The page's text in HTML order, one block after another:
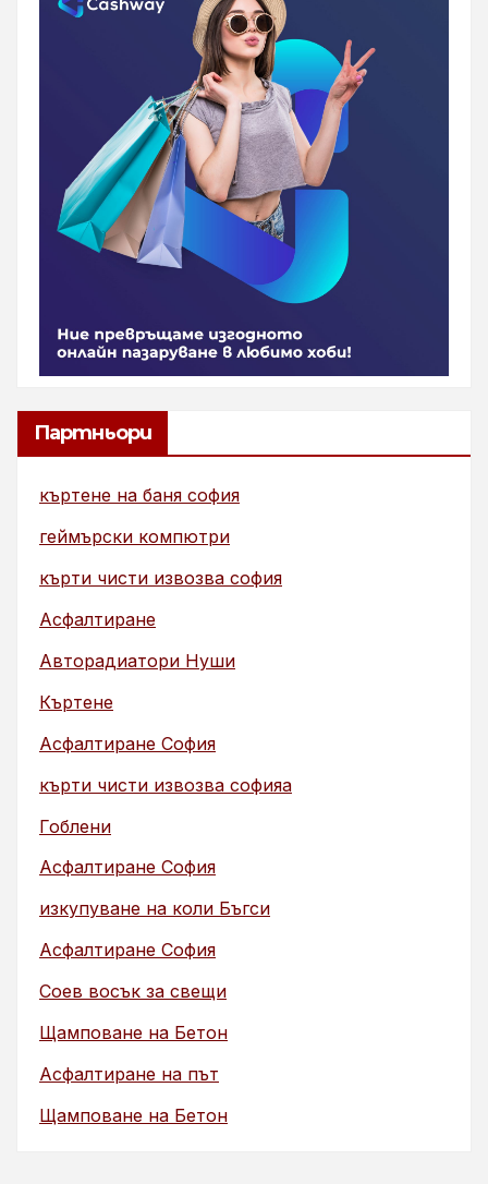
Партньори
къртене на баня софия
геймърски компютри
кърти чисти извозва софия
Асфалтиране
Авторадиатори Нуши
Къртене
Асфалтиране София
кърти чисти извозва софияа
Гоблени
Асфалтиране София
изкупуване на коли Бъгси
Асфалтиране София
Соев восък за свещи
Щамповане на Бетон
Асфалтиране на път
Щамповане на Бетон